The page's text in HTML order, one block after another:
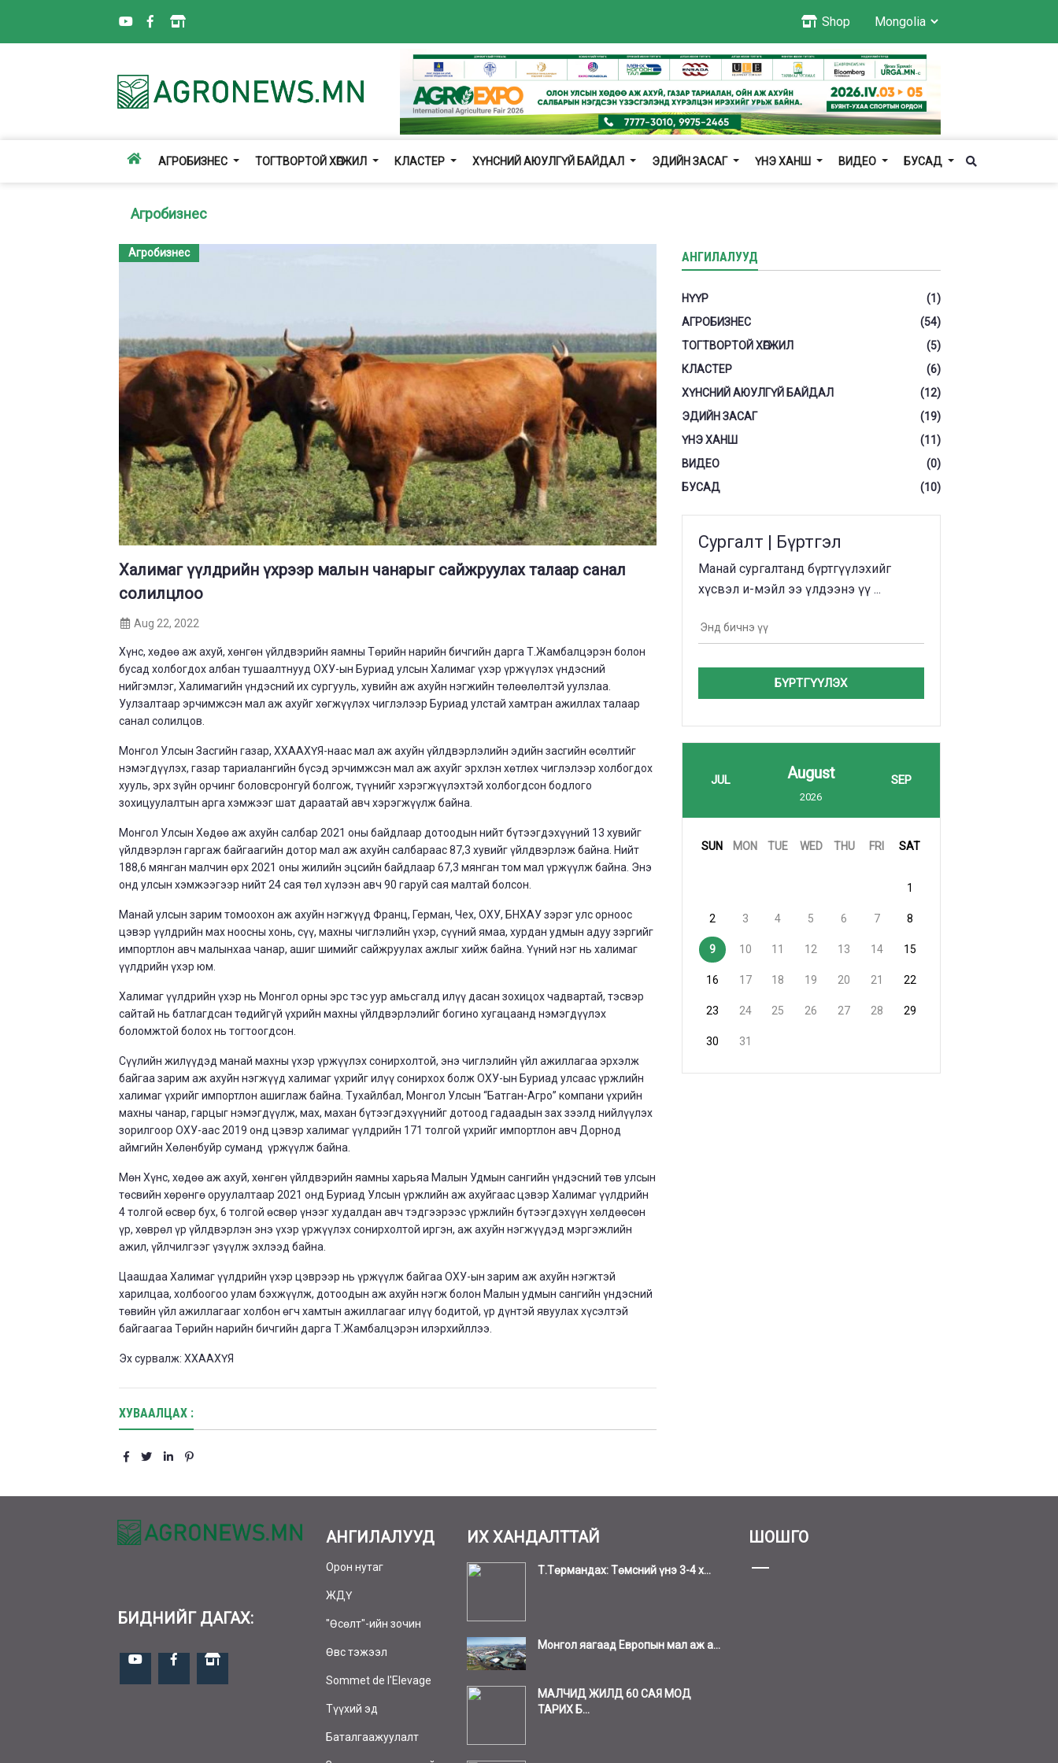
Shop
АГРОБИЗНЕС ТОГТВОРТОЙ ХӨГЖИЛ КЛАСТЕР ХҮНСНИЙ АЮУЛГҮЙ БАЙДАЛ ЭДИЙН ЗАСАГ ҮНЭ ХАНШ ВИДЕО БУСАД
Агробизнес
Агробизнес
Халимаг үүлдрийн үхрээр малын чанарыг сайжруулах талаар санал
солилцлоо
Aug 22, 2022
Хүнс, хөдөө аж ахуй, хөнгөн үйлдвэрийн яамны Төрийн нарийн бичгийн дарга Т.Жамбалцэрэн болон
бусад холбогдох албан тушаалтнууд ОХУ-ын Буриад улсын Халимаг үхэр үржүүлэх үндэсний
нийгэмлэг, Халимагийн үндэсний их сургууль, хувийн аж ахуйн нэгжийн төлөөлөлтэй уулзлаа.
Уулзалтаар эрчимжсэн мал аж ахуйг хөгжүүлэх чиглэлээр Буриад улстай хамтран ажиллах талаар
санал солилцов.
Монгол Улсын Засгийн газар, ХХААХҮЯ-наас мал аж ахуйн үйлдвэрлэлийн эдийн засгийн өсөлтийг
нэмэгдүүлэх, газар тариалангийн бүсэд эрчимжсэн мал аж ахуйг эрхлэн хөтлөх чиглэлээр холбогдох
хууль, эрх зүйн орчинг боловсронгуй болгож, түүнийг хэрэгжүүлэхтэй холбогдсон бодлого
зохицуулалтын арга хэмжээг шат дараатай авч хэрэгжүүлж байна.
Монгол Улсын Хөдөө аж ахуйн салбар 2021 оны байдлаар дотоодын нийт бүтээгдэхүүний 13 хувийг
үйлдвэрлэн гаргаж байгаагийн дотор мал аж ахуйн салбараас 87,3 хувийг үйлдвэрлэж байна. Нийт
188,6 мянган малчин өрх 2021 оны жилийн эцсийн байдлаар 67,3 мянган том мал үржүүлж байна. Энэ
онд улсын хэмжээгээр нийт 24 сая төл хүлээн авч 90 гаруй сая малтай болсон.
Манай улсын зарим томоохон аж ахуйн нэгжүүд Франц, Герман, Чех, ОХУ, БНХАУ зэрэг улс орноос
цэвэр үүлдрийн мах ноосны хонь, сүү, махны чиглэлийн үхэр, сүүний ямаа, хурдан удмын адуу зэргийг
импортлон авч малынхаа чанар, ашиг шимийг сайжруулах ажлыг хийж байна. Үүний нэг нь халимаг
үүлдрийн үхэр юм.
Халимаг үүлдрийн үхэр нь Монгол орны эрс тэс уур амьсгалд илүү дасан зохицох чадвартай, тэсвэр
сайтай нь батлагдсан төдийгүй үхрийн махны үйлдвэрлэлийг богино хугацаанд нэмэгдүүлэх
боломжтой болох нь тогтоогдсон.
Сүүлийн жилүүдэд манай махны үхэр үржүүлэх сонирхолтой, энэ чиглэлийн үйл ажиллагаа эрхэлж
байгаа зарим аж ахуйн нэгжүүд халимаг үхрийг илүү сонирхох болж ОХУ-ын Буриад улсаас үржлийн
халимаг үхрийг импортлон ашиглаж байна. Тухайлбал, Монгол Улсын “Батган-Агро” компани үхрийн
махны чанар, гарцыг нэмэгдүүлж, мах, махан бүтээгдэхүүнийг дотоод гадаадын зах зээлд нийлүүлэх
зорилгоор ОХУ-аас 2019 онд цэвэр халимаг үүлдрийн 171 толгой үхрийг импортлон авч Дорнод
аймгийн Хөлөнбуйр суманд үржүүлж байна.
Мөн Хүнс, хөдөө аж ахуй, хөнгөн үйлдвэрийн яамны харьяа Малын Удмын сангийн үндэсний төв улсын
төсвийн хөрөнгө оруулалтаар 2021 онд Буриад Улсын үржлийн аж ахуйгаас цэвэр Халимаг үүлдрийн
4 толгой өсвөр бух, 6 толгой өсвөр үнээг худалдан авч тэдгээрээс үржлийн бүтээгдэхүүн хөлдөөсөн
үр, хөврөл үр үйлдвэрлэн энэ үхэр үржүүлэх сонирхолтой иргэн, аж ахуйн нэгжүүдэд мэргэжлийн
ажил, үйлчилгээг үзүүлж эхлээд байна.
Цаашдаа Халимаг үүлдрийн үхэр цэврээр нь үржүүлж байгаа ОХУ-ын зарим аж ахуйн нэгжтэй
харилцаа, холбоогоо улам бэхжүүлж, дотоодын аж ахуйн нэгж болон Малын удмын сангийн үндэсний
төвийн үйл ажиллагааг холбон өгч хамтын ажиллагааг илүү бодитой, үр дүнтэй явуулах хүсэлтэй
байгаагаа Төрийн нарийн бичгийн дарга Т.Жамбалцэрэн илэрхийллээ.
Эх сурвалж: ХХААХҮЯ
ХУВААЛЦАХ :
АНГИЛАЛУУД
НҮҮР
(1)
АГРОБИЗНЕС
(54)
ТОГТВОРТОЙ ХӨГЖИЛ
(5)
КЛАСТЕР
(6)
ХҮНСНИЙ АЮУЛГҮЙ БАЙДАЛ
(12)
ЭДИЙН ЗАСАГ
(19)
ҮНЭ ХАНШ
(11)
ВИДЕО
(0)
БУСАД
(10)
Сургалт | Бүртгэл
Манай сургалтанд бүртгүүлэхийг
хүсвэл и-мэйл ээ үлдээнэ үү ...
БҮРТГҮҮЛЭХ
JUL August
2026
SEP
SUN MON TUE WED THU FRI SAT
1
2 3 4 5 6 7 8
9 10 11 12 13 14 15
16 17 18 19 20 21 22
23 24 25 26 27 28 29
30 31
БИДНИЙГ ДАГАХ:
АНГИЛАЛУУД
Орон нутаг
ЖДҮ
"Өсөлт"-ийн зочин
Өвс тэжээл
Sommet de l'Elevage
Түүхий эд
Баталгаажуулалт
ИХ ХАНДАЛТТАЙ
Т.Төрмандах: Төмсний үнэ 3-4 х...
Монгол яагаад Европын мал аж а...
МАЛЧИД ЖИЛД 60 САЯ МОД
ТАРИХ Б...
ШОШГО